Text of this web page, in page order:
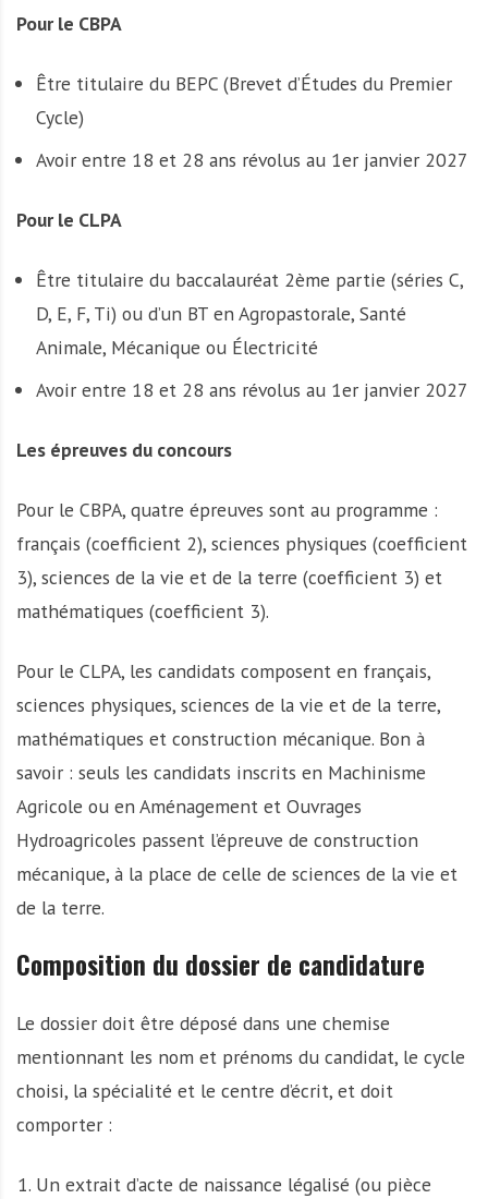
Pour le CBPA
Être titulaire du BEPC (Brevet d’Études du Premier
Cycle)
Avoir entre 18 et 28 ans révolus au 1er janvier 2027
Pour le CLPA
Être titulaire du baccalauréat 2ème partie (séries C,
D, E, F, Ti) ou d’un BT en Agropastorale, Santé
Animale, Mécanique ou Électricité
Avoir entre 18 et 28 ans révolus au 1er janvier 2027
Les épreuves du concours
Pour le CBPA, quatre épreuves sont au programme :
français (coefficient 2), sciences physiques (coefficient
3), sciences de la vie et de la terre (coefficient 3) et
mathématiques (coefficient 3).
Pour le CLPA, les candidats composent en français,
sciences physiques, sciences de la vie et de la terre,
mathématiques et construction mécanique. Bon à
savoir : seuls les candidats inscrits en Machinisme
Agricole ou en Aménagement et Ouvrages
Hydroagricoles passent l’épreuve de construction
mécanique, à la place de celle de sciences de la vie et
de la terre.
Composition du dossier de candidature
Le dossier doit être déposé dans une chemise
mentionnant les nom et prénoms du candidat, le cycle
choisi, la spécialité et le centre d’écrit, et doit
comporter :
Un extrait d’acte de naissance légalisé (ou pièce